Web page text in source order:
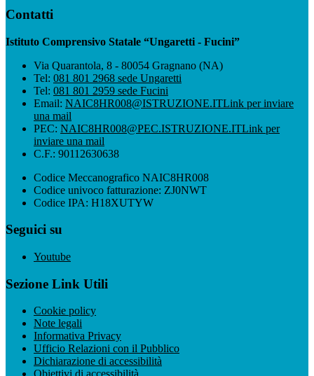
Contatti
Istituto Comprensivo Statale “Ungaretti - Fucini”
Via Quarantola, 8 - 80054 Gragnano (NA)
Tel: 081 801 2968 sede Ungaretti
Tel: 081 801 2959 sede Fucini
Email: NAIC8HR008@ISTRUZIONE.ITLink per inviare
una mail
PEC: NAIC8HR008@PEC.ISTRUZIONE.ITLink per
inviare una mail
C.F.: 90112630638
Codice Meccanografico NAIC8HR008
Codice univoco fatturazione: ZJ0NWT
Codice IPA: H18XUTYW
Seguici su
Youtube
Sezione Link Utili
Cookie policy
Note legali
Informativa Privacy
Ufficio Relazioni con il Pubblico
Dichiarazione di accessibilità